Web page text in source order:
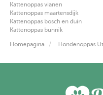
Kattenoppas vianen
Kattenoppas maartensdijk
Kattenoppas bosch en duin
Kattenoppas bunnik
Homepagina Hondenoppas